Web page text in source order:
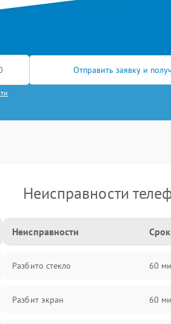
Отправить заявку и
Неисправности
Неисправности Срок
Разбито стекло 60
Разбит экран 60